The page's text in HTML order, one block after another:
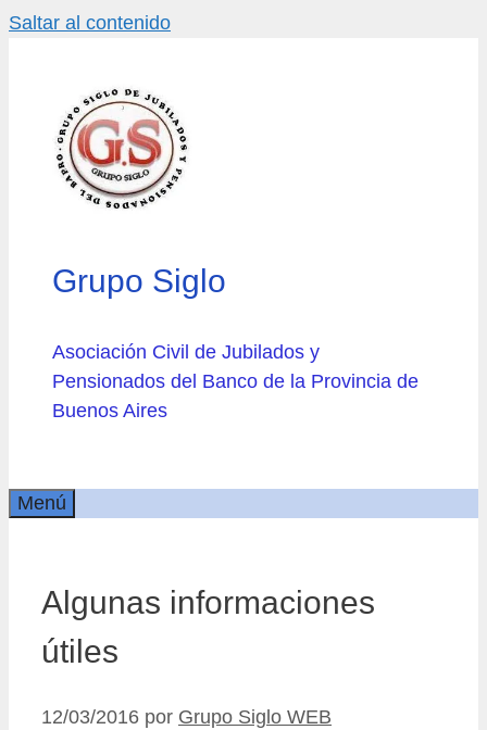
Saltar al contenido
Grupo Siglo
Asociación Civil de Jubilados y
Pensionados del Banco de la Provincia de
Buenos Aires
Menú
Algunas informaciones
útiles
12/03/2016 por Grupo Siglo WEB